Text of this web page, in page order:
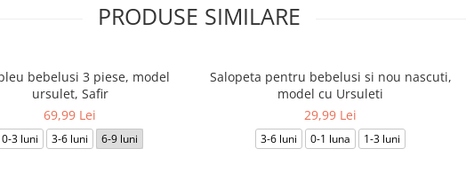
PRODUSE SIMILARE
bebelusi 3 piese, model
ursulet, Safir
69,99 Lei
0-3 luni 3-6 luni 6-9 luni
Salopeta pentru bebelusi si nou nascuti,
model cu Ursuleti
29,99 Lei
3-6 luni 0-1 luna 1-3 luni